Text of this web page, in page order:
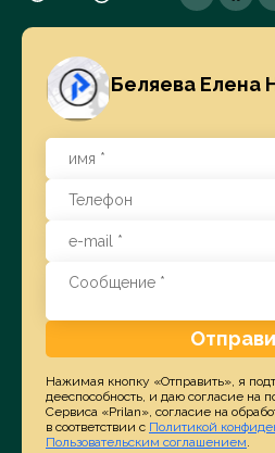
Беляева Елена
Нажимая кнопку «Отправить», я
дееспособность, и даю согласие на
Сервиса «Prilan», согласие на
в соответствии с Политикой
Пользовательским соглашением.